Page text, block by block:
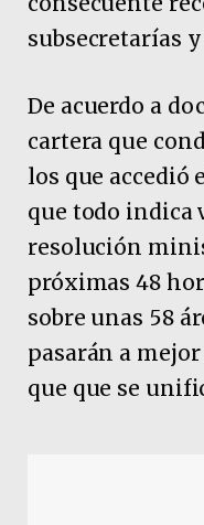
subsecretarías
De acuerdo a
cartera que
los que
que todo indica
resolución
próximas 48
sobre unas 58
pasarán a
que que se